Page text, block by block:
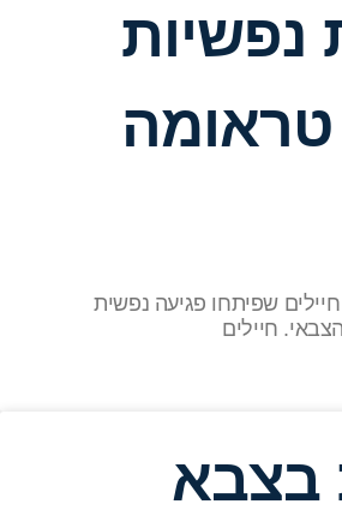
נפשיות
טראומה
שפיתחו פגיעה נפשית
חיילים
בצבא